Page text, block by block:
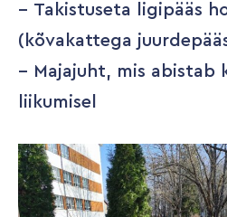
– Takistuseta ligipääs
(kõvakattega
– Majajuht, mis abistab
liikumisel